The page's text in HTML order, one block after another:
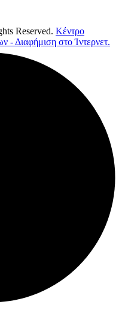
Reserved. Κέντρο
- Διαφήμιση στο Ίντερνετ.